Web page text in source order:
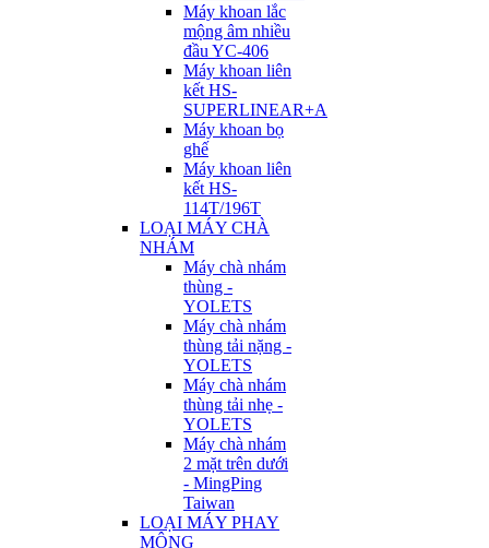
Máy khoan lắc
mộng âm nhiều
đầu YC-406
Máy khoan liên
kết HS-
SUPERLINEAR+A
Máy khoan bọ
ghế
Máy khoan liên
kết HS-
114T/196T
LOẠI MÁY CHÀ
NHÁM
Máy chà nhám
thùng -
YOLETS
Máy chà nhám
thùng tải nặng -
YOLETS
Máy chà nhám
thùng tải nhẹ -
YOLETS
Máy chà nhám
2 mặt trên dưới
- MingPing
Taiwan
LOẠI MÁY PHAY
MỘNG